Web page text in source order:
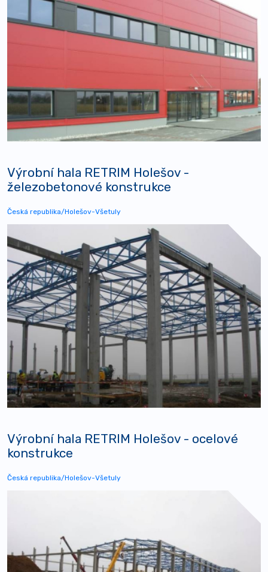
Výrobní hala RETRIM Holešov -
železobetonové konstrukce
Česká republika/Holešov-Všetuly
Výrobní hala RETRIM Holešov - ocelové
konstrukce
Česká republika/Holešov-Všetuly